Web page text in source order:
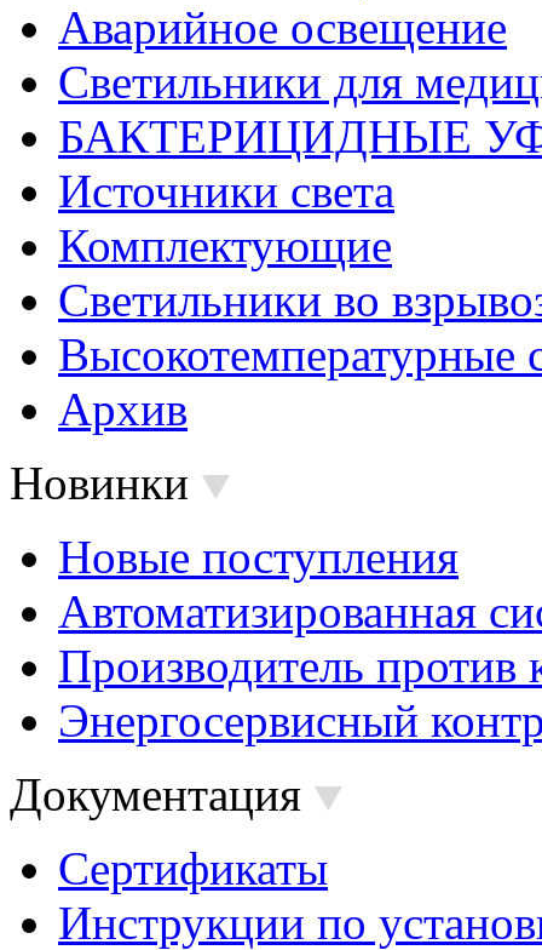
Аварийное освещение
Светильники для
БАКТЕРИЦИДНЫЕ
Источники света
Комплектующие
Светильники во
Высокотемпературные
Архив
Новинки
Новые поступления
Автоматизированная
Производитель против
Энергосервисный
Документация
Сертификаты
Инструкции по